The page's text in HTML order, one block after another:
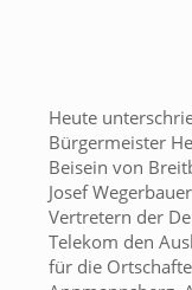
Heute
Bürgermeister
Beisein von
Josef
Vertretern der
Telekom den
für die